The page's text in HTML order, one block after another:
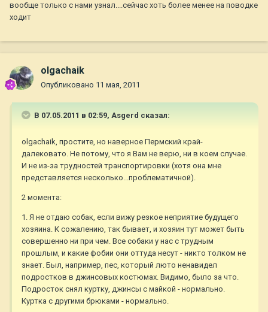
вообще только с нами узнал....сейчас хоть более менее на поводке
ходит
olgachaik
Опубликовано 11 мая, 2011
В 07.05.2011 в 02:59, Asgerd сказал:
olgachaik, простите, но наверное Пермский край-
далековато. Не потому, что я Вам не верю, ни в коем случае.
И не из-за трудностей транспортировки (хотя она мне
представляется несколько...проблематичной).
2 момента:
1. Я не отдаю собак, если вижу резкое неприятие будущего
хозяина. К сожалению, так бывает, и хозяин тут может быть
совершенно ни при чем. Все собаки у нас с трудным
прошлым, и какие фобии они оттуда несут - никто толком не
знает. Был, например, пес, который люто ненавидел
подростков в джинсовых костюмах. Видимо, было за что.
Подросток снял куртку, джинсы с майкой - нормально.
Куртка с другими брюками - нормально.